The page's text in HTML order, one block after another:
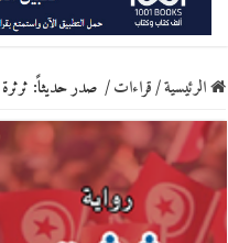
الرئيسية/قراءات/ صدر حديثاً: